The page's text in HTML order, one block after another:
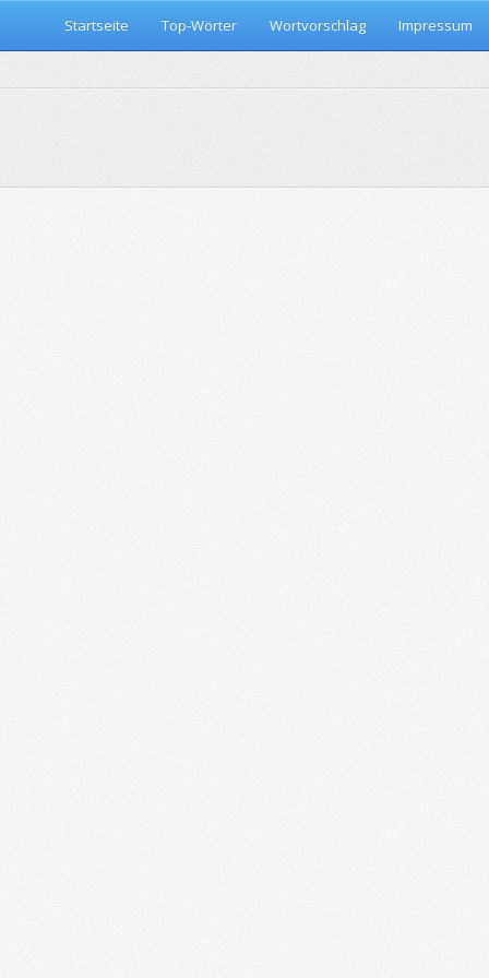
Startseite Top-Wörter Wortvorschlag Impressum